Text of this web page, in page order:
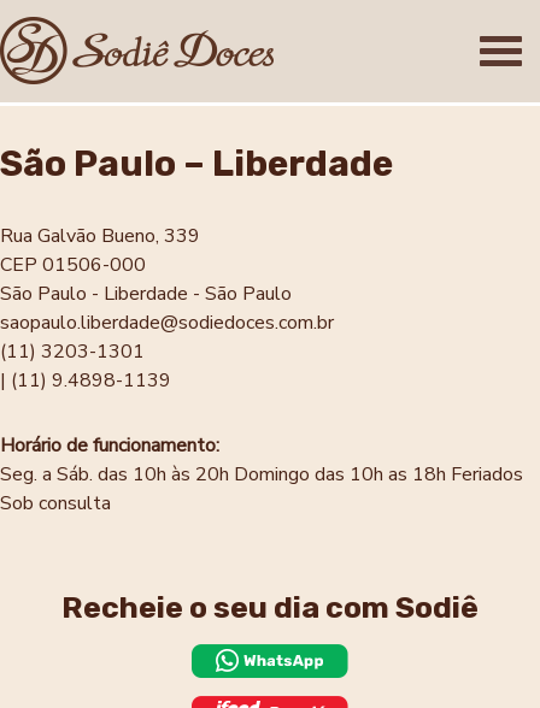
São Paulo – Liberdade
Rua Galvão Bueno, 339
CEP 01506-000
São Paulo - Liberdade - São Paulo
saopaulo.liberdade@sodiedoces.com.br
(11) 3203-1301
| (11) 9.4898-1139
Horário de funcionamento:
Seg. a Sáb. das 10h às 20h Domingo das 10h as 18h Feriados
Sob consulta
Recheie o seu dia com Sodiê